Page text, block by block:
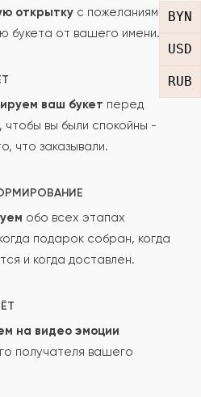
BYN
USD
RUB
после проверки.
открытку с пожеланиями
букета от вашего имени.
ваш букет перед
чтобы вы были спокойны -
что заказывали.
обо всех этапах
подарок собран, когда
и когда доставлен.
на видео эмоции
получателя вашего